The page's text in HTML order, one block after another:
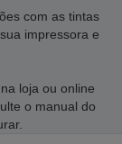
com as tintas
impressora e
loja ou online
o manual do